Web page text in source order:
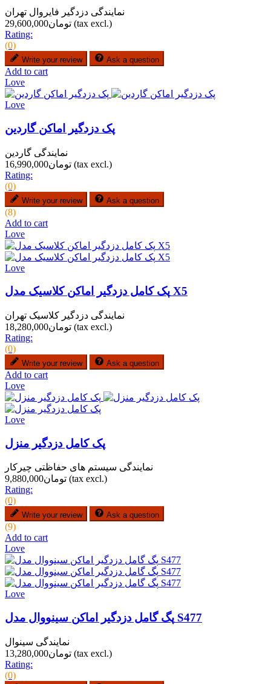
نمایندگی دزدگیر فایروال تهران
تومان29,600,000 (tax excl.)
Rating:
(0)
Write your review Ask a question
Add to cart
Love
Love
پک دزدگیر اماکن گاردین
نمایندگی گاردین
تومان16,990,000 (tax excl.)
Rating:
(0)
Write your review Ask a question
(8)
Add to cart
Love
Love
پک کامل دزدگیر اماکن کلاسیک مدل X5
نمایندگی دزدگیر کلاسیک تهران
تومان18,280,000 (tax excl.)
Rating:
(0)
Write your review Ask a question
Add to cart
Love
Love
پک کامل دزدگیر منزل
نمایندگی سیستم های حفاظتی چیرکار
تومان9,880,000 (tax excl.)
Rating:
(0)
Write your review Ask a question
(9)
Add to cart
Love
Love
پگ گامل دزدگیر اماکن سینووال مدل S477
نمایندگی سینوال
تومان13,280,000 (tax excl.)
Rating:
(0)